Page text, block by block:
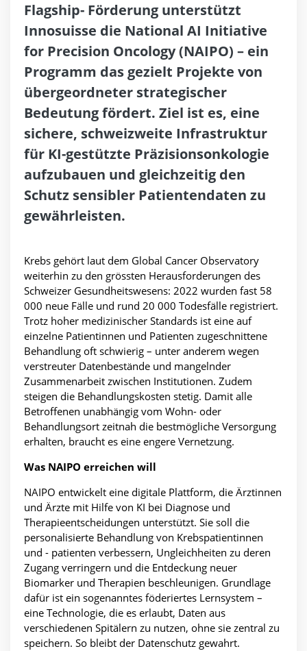
Flagship- Förderung unterstützt
Innosuisse die National AI Initiative
for Precision Oncology (NAIPO) – ein
Programm das gezielt Projekte von
übergeordneter strategischer
Bedeutung fördert. Ziel ist es, eine
sichere, schweizweite Infrastruktur
für KI-gestützte Präzisionsonkologie
aufzubauen und gleichzeitig den
Schutz sensibler Patientendaten zu
gewährleisten.
Krebs gehört laut dem Global Cancer Observatory
weiterhin zu den grössten Herausforderungen des
Schweizer Gesundheitswesens: 2022 wurden fast 58
000 neue Fälle und rund 20 000 Todesfälle registriert.
Trotz hoher medizinischer Standards ist eine auf
einzelne Patientinnen und Patienten zugeschnittene
Behandlung oft schwierig – unter anderem wegen
verstreuter Datenbestände und mangelnder
Zusammenarbeit zwischen Institutionen. Zudem
steigen die Behandlungskosten stetig. Damit alle
Betroffenen unabhängig vom Wohn- oder
Behandlungsort zeitnah die bestmögliche Versorgung
erhalten, braucht es eine engere Vernetzung.
Was NAIPO erreichen will
NAIPO entwickelt eine digitale Plattform, die Ärztinnen
und Ärzte mit Hilfe von KI bei Diagnose und
Therapieentscheidungen unterstützt. Sie soll die
personalisierte Behandlung von Krebspatientinnen
und - patienten verbessern, Ungleichheiten zu deren
Zugang verringern und die Entdeckung neuer
Biomarker und Therapien beschleunigen. Grundlage
dafür ist ein sogenanntes föderiertes Lernsystem –
eine Technologie, die es erlaubt, Daten aus
verschiedenen Spitälern zu nutzen, ohne sie zentral zu
speichern. So bleibt der Datenschutz gewahrt.